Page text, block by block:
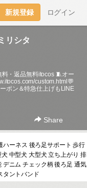
新規登録 ログイン
リシタ
・返品無料itocos 🧵オー
custom.html💬
ポン＆特急仕上げもLINE
Share
ハーネス 後ろ足サポート 歩行
中型犬 大型犬 立ち上がり 排
デニム チェック柄 後ろ足 通気
タントバンド